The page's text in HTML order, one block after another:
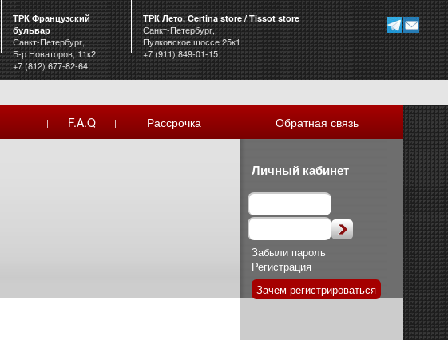
ТРК Французский
бульвар
Санкт-Петербург,
Б-р Новаторов, 11к2
+7 (812) 677-82-64
ТРК Лето. Certina store / Tissot store
Санкт-Петербург,
Пулковское шоссе 25к1
+7 (911) 849-01-15
| F.A.Q | Рассрочка | Обратная связь |
Личный кабинет
Забыли пароль
Регистрация
Зачем регистрироваться